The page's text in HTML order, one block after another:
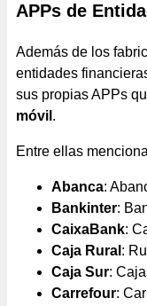
APPs de
Además de los
entidades
sus propias APPs
móvil .
Entre ellas
Abanca:
Bankinter:
CaixaBank:
Caja Rural :
Caja Sur:
Carrefour: